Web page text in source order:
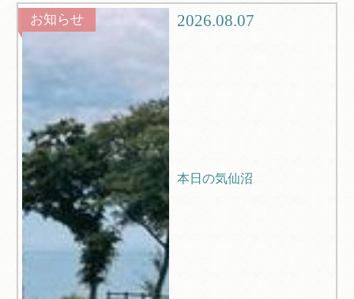
グルメ
お知らせ 2026.08.07
本日の気仙沼